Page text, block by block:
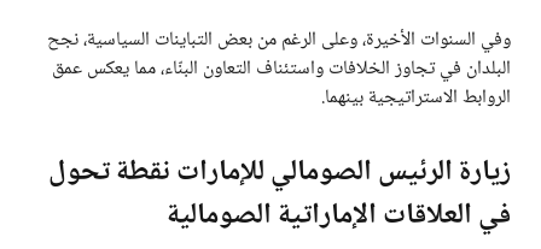
وفي السنوات الأخيرة، وعلى الرغم من بعض التباينات السياسية، نجح
البلدان في تجاوز الخلافات واستئناف التعاون البنّاء، مما يعكس عمق
الروابط الاستراتيجية بينهما.
زيارة الرئيس الصومالي للإمارات نقطة تحول
في العلاقات الإماراتية الصومالية